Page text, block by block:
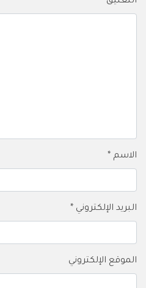
الاسم *
البريد الإلكتروني *
الموقع الإلكتروني